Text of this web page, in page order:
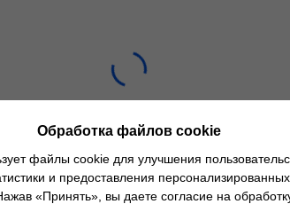
Обработка файлов cookie
файлы cookie для улучшения
и предоставления персонализированных
«Принять», вы даете согласие на